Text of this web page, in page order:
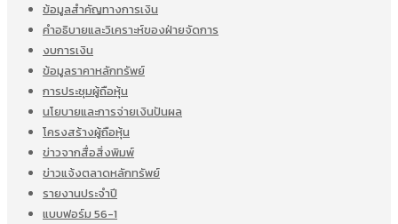
ข้อมูลสำคัญทางการเงิน
คำอธิบายและวิเคราะห์ของฝ่ายจัดการ
งบการเงิน
ข้อมูลราคาหลักทรัพย์
การประชุมผู้ถือหุ้น
นโยบายและการจ่ายเงินปันผล
โครงสร้างผู้ถือหุ้น
ข่าวจากสื่อสิ่งพิมพ์
ข่าวแจ้งตลาดหลักทรัพย์
รายงานประจำปี
แบบฟอร์ม 56-1